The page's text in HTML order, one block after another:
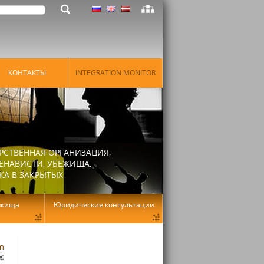
КОНТАКТЫ INTEGRATION MONITOR
ОРГАНИЗАЦИЯ,
УБЕЖИЩА,
В ЗАКРЫТЫХ
Юридические консультации